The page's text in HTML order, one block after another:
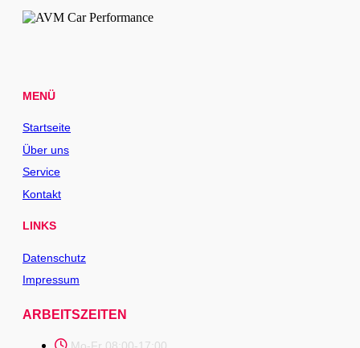
MENÜ
Startseite
Über uns
Service
Kontakt
LINKS
Datenschutz
Impressum
ARBEITSZEITEN
Mo-Fr 08:00-17:00